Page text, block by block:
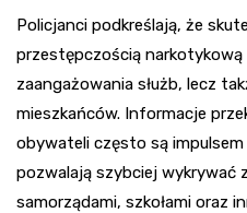
Policjanci podkreślają, że
przestępczością
zaangażowania służb, lecz
mieszkańców. Informacje
obywateli często są
pozwalają szybciej wykrywać
samorządami, szkołami oraz